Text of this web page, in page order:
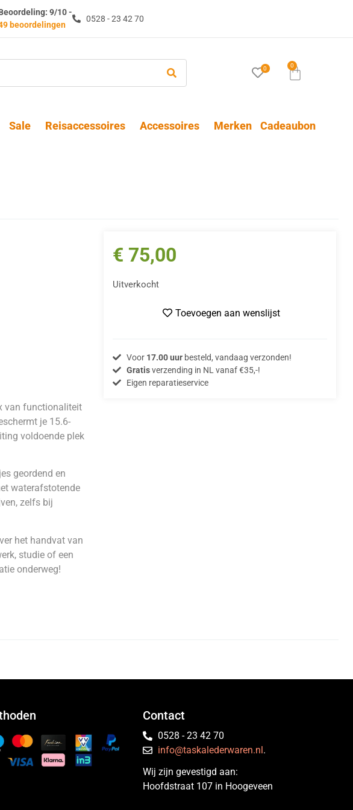
9/10 -
beoordelingen
0528 - 23 42 70
0 0
Sale Reisaccessoires Accessoires Merken Cadeaubon
van functionaliteit
je 15.6-
voldoende plek
geordend en
waterafstotende
zelfs bij
het handvat van
studie of een
onderweg!
€ 75,00
Uitverkocht
Toevoegen aan wenslijst
Voor 17.00 uurbesteld, vandaag verzonden!
Gratisverzending in NL vanaf €35,-!
Eigen reparatieservice
Contact
0528 - 23 42 70
info@taskalederwaren.nl.
Wij zijn gevestigd aan:
Hoofdstraat 107 in Hoogeveen